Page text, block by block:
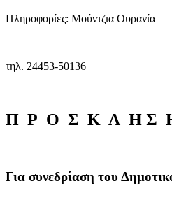
Πληροφορίες: Μούντζια Ουρανία
τηλ. 24453-50136
Π Ρ Ο Σ Κ Λ Η Σ
Για συνεδρίαση του